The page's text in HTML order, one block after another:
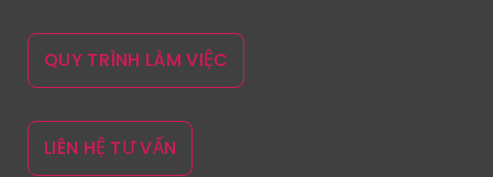
QUY TRÌNH LÀM VIỆC
LIÊN HỆ TƯ VẤN